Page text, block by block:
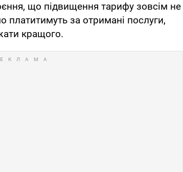
що підвищення тарифу зовсім не
платитимуть за отримані послуги,
кращого.